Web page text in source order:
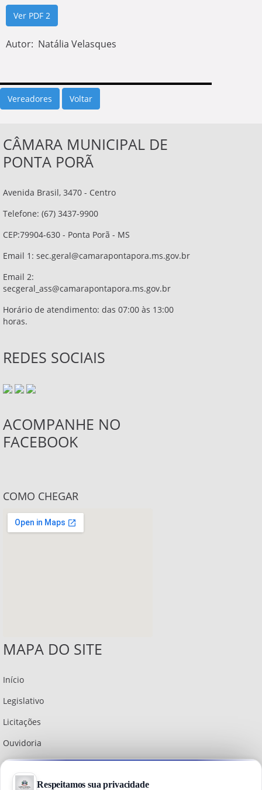
Ver PDF 2
Autor: Natália Velasques
Vereadores
CÂMARA MUNICIPAL DE
PONTA PORÃ
Avenida Brasil, 3470 - Centro
Telefone: (67) 3437-9900
CEP:79904-630 - Ponta Porã - MS
Email 1: sec.geral@camarapontapora.ms.gov.br
Email 2:
secgeral_ass@camarapontapora.ms.gov.br
Horário de atendimento: das 07:00 às 13:00
horas.
REDES SOCIAIS
ACOMPANHE NO
FACEBOOK
COMO CHEGAR
MAPA DO SITE
Início
Legislativo
Licitações
Ouvidoria
Institucional
Política do Site